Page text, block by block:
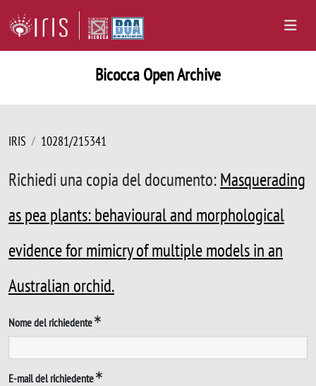
Bicocca Open Archive
IRIS 10281/215341
Richiedi una copia del documento:Masquerading
as pea plants: behavioural and morphological
evidence for mimicry of multiple models in an
Australian orchid.
Nome del richiedente
E-mail del richiedente